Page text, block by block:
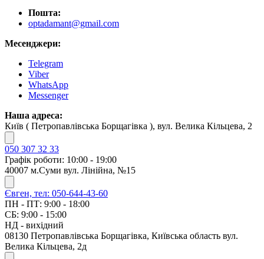
Пошта:
optadamant@gmail.com
Месенджери:
Telegram
Viber
WhatsApp
Messenger
Наша адреса:
Київ ( Петропавлівська Борщагівка ), вул. Велика Кільцева, 2
050 307 32 33
Графік роботи: 10:00 - 19:00
40007 м.Суми вул. Лінійна, №15
Євген, тел: 050-644-43-60
ПН - ПТ: 9:00 - 18:00
СБ: 9:00 - 15:00
НД - вихідний
08130 Петропавлівська Борщагівка, Київська область вул.
Велика Кільцева, 2д